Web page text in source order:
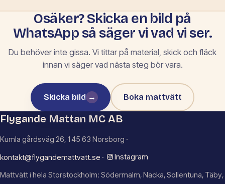
Osäker? Skicka en bild på
WhatsApp så säger vi vad vi ser.
Du behöver inte gissa. Vi tittar på material, skick och fläck
innan vi säger vad nästa steg bör vara.
Skicka bild → Boka mattvätt
Flygande Mattan MC AB
Kumla gårdsväg 26, 145 63 Norsborg ·
kontakt@flygandemattvatt.se · Instagram
Mattvätt i hela Storstockholm: Södermalm, Nacka, Sollentuna, Täby,